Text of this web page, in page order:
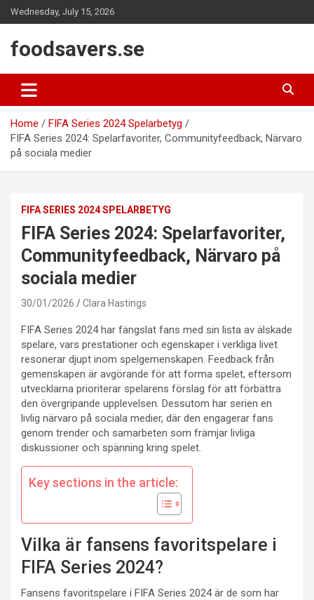
Skip
to
Wednesday, July 15, 2026
foodsavers.se
Home
FIFA Series 2024 Spelarbetyg
FIFA Series 2024: Spelarfavoriter, Communityfeedback, Närvaro
på sociala medier
FIFA SERIES 2024 SPELARBETYG
FIFA Series 2024: Spelarfavoriter,
Communityfeedback, Närvaro på
sociala medier
30/01/2026 Clara Hastings
FIFA Series 2024 har fängslat fans med sin lista av älskade
spelare, vars prestationer och egenskaper i verkliga livet
resonerar djupt inom spelgemenskapen. Feedback från
gemenskapen är avgörande för att forma spelet, eftersom
utvecklarna prioriterar spelarens förslag för att förbättra
den övergripande upplevelsen. Dessutom har serien en
livlig närvaro på sociala medier, där den engagerar fans
genom trender och samarbeten som främjar livliga
diskussioner och spänning kring spelet.
Key sections in the article:
Vilka är fansens favoritspelare i
FIFA Series 2024?
Fansens favoritspelare i FIFA Series 2024 är de som har